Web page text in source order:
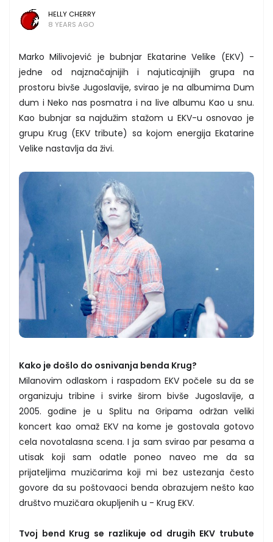
HELLY CHERRY
8 YEARS AGO
Marko Milivojević je bubnjar Ekatarine Velike (EKV) -
jedne od najznačajnijih i najuticajnijih grupa na
prostoru bivše Jugoslavije, svirao je na albumima Dum
dum i Neko nas posmatra i na live albumu Kao u snu.
Kao bubnjar sa najdužim stažom u EKV-u osnovao je
grupu Krug (EKV tribute) sa kojom energija Ekatarine
Velike nastavlja da živi.
Kako je došlo do osnivanja benda Krug?
Milanovim odlaskom i raspadom EKV počele su da se
organizuju tribine i svirke širom bivše Jugoslavije, a
2005. godine je u Splitu na Gripama održan veliki
koncert kao omaž EKV na kome je gostovala gotovo
cela novotalasna scena. I ja sam svirao par pesama a
utisak koji sam odatle poneo naveo me da sa
prijateljima muzičarima koji mi bez ustezanja često
govore da su poštovaoci benda obrazujem nešto kao
društvo muzičara okupljenih u - Krug EKV.
Tvoj bend Krug se razlikuje od drugih EKV trubute